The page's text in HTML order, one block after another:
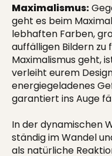
Maximalismus:
geht es beim
lebhaften Farben,
auffälligen Bildern zu
Maximalismus geht,
verleiht eurem
energiegeladenes
garantiert ins Auge
In der dynamischen
ständig im Wandel
als natürliche